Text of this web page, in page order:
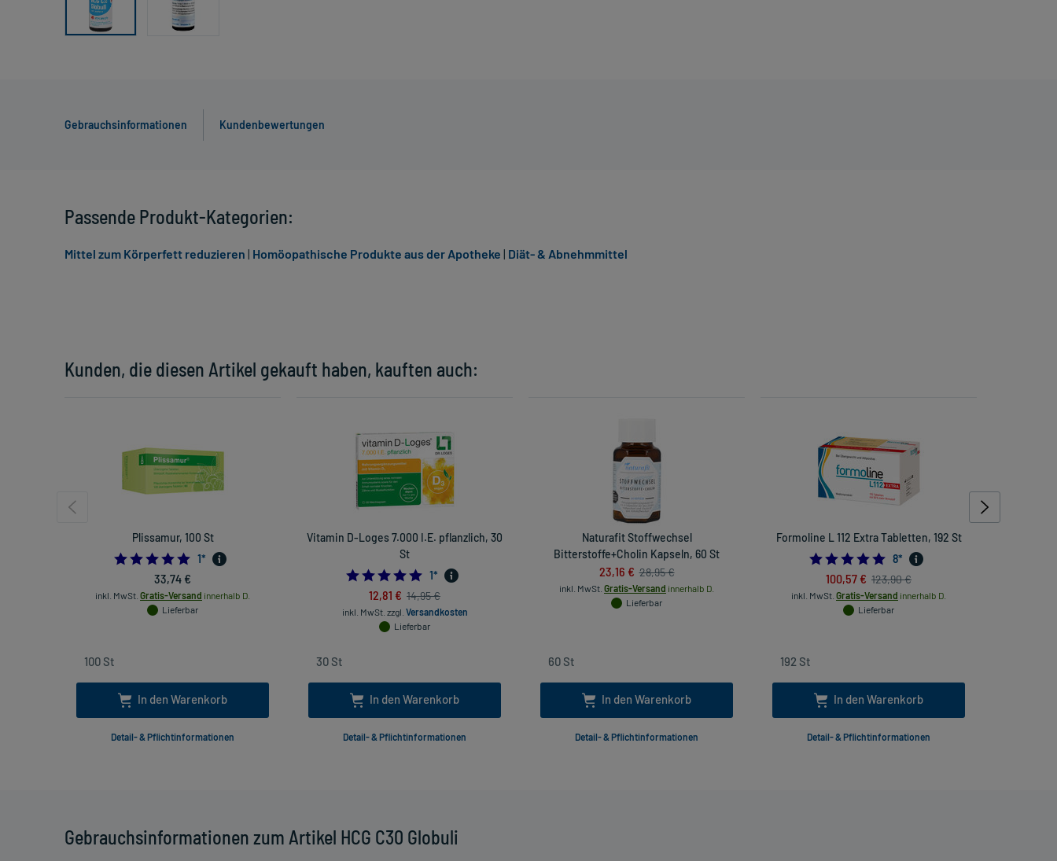
Gebrauchsinformationen Kundenbewertungen
Gebrauchsinformationen zum Artikel HCG C30 Globuli
Kunden, die diesen Artikel gekauft haben, kauften auch:
Plissamur, 100 St
5.0
1*
33,74 €
inkl. MwSt. Gratis-Versand innerhalb D.
Lieferbar
In den Warenkorb
Detail- & Pflichtinformationen
Vitamin D-Loges 7.000 I.E. pflanzlich, 30
St
5.0
1*
12,81 € 14,95 €
inkl. MwSt. zzgl. Versandkosten
Lieferbar
In den Warenkorb
Detail- & Pflichtinformationen
Naturafit Stoffwechsel
Bitterstoffe+Cholin Kapseln, 60 St
23,16 € 28,95 €
inkl. MwSt. Gratis-Versand innerhalb D.
Lieferbar
In den Warenkorb
Detail- & Pflichtinformationen
Formoline L 112 Extra Tabletten, 192 St
4.75
8*
100,57 € 123,90 €
inkl. MwSt. Gratis-Versand innerhalb D.
Lieferbar
In den Warenkorb
Detail- & Pflichtinformationen
Passende Produkt-Kategorien:
Mittel zum Körperfett reduzieren | Homöopathische Produkte aus der Apotheke | Diät- & Abnehmmittel